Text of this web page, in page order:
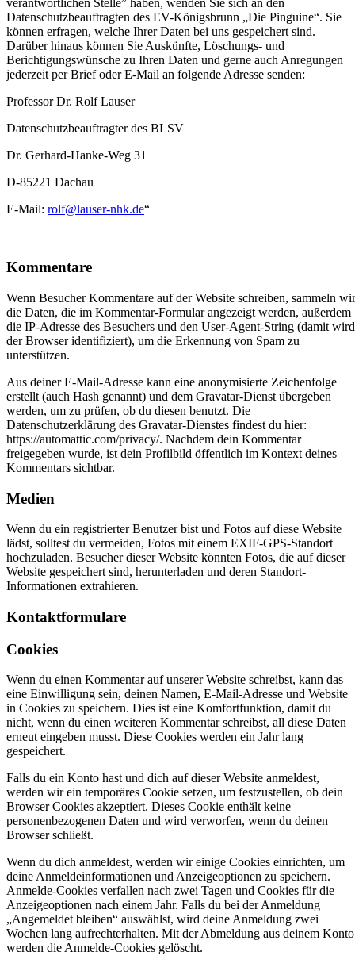
verantwortlichen Stelle” haben, wenden Sie sich an den
Datenschutzbeauftragten des EV-Königsbrunn „Die Pinguine“. Sie
können erfragen, welche Ihrer Daten bei uns gespeichert sind.
Darüber hinaus können Sie Auskünfte, Löschungs- und
Berichtigungswünsche zu Ihren Daten und gerne auch Anregungen
jederzeit per Brief oder E-Mail an folgende Adresse senden:
Professor Dr. Rolf Lauser
Datenschutzbeauftragter des BLSV
Dr. Gerhard-Hanke-Weg 31
D-85221 Dachau
E-Mail: rolf@lauser-nhk.de“
Kommentare
Wenn Besucher Kommentare auf der Website schreiben, sammeln wir
die Daten, die im Kommentar-Formular angezeigt werden, außerdem
die IP-Adresse des Besuchers und den User-Agent-String (damit wird
der Browser identifiziert), um die Erkennung von Spam zu
unterstützen.
Aus deiner E-Mail-Adresse kann eine anonymisierte Zeichenfolge
erstellt (auch Hash genannt) und dem Gravatar-Dienst übergeben
werden, um zu prüfen, ob du diesen benutzt. Die
Datenschutzerklärung des Gravatar-Dienstes findest du hier:
https://automattic.com/privacy/. Nachdem dein Kommentar
freigegeben wurde, ist dein Profilbild öffentlich im Kontext deines
Kommentars sichtbar.
Medien
Wenn du ein registrierter Benutzer bist und Fotos auf diese Website
lädst, solltest du vermeiden, Fotos mit einem EXIF-GPS-Standort
hochzuladen. Besucher dieser Website könnten Fotos, die auf dieser
Website gespeichert sind, herunterladen und deren Standort-
Informationen extrahieren.
Kontaktformulare
Cookies
Wenn du einen Kommentar auf unserer Website schreibst, kann das
eine Einwilligung sein, deinen Namen, E-Mail-Adresse und Website
in Cookies zu speichern. Dies ist eine Komfortfunktion, damit du
nicht, wenn du einen weiteren Kommentar schreibst, all diese Daten
erneut eingeben musst. Diese Cookies werden ein Jahr lang
gespeichert.
Falls du ein Konto hast und dich auf dieser Website anmeldest,
werden wir ein temporäres Cookie setzen, um festzustellen, ob dein
Browser Cookies akzeptiert. Dieses Cookie enthält keine
personenbezogenen Daten und wird verworfen, wenn du deinen
Browser schließt.
Wenn du dich anmeldest, werden wir einige Cookies einrichten, um
deine Anmeldeinformationen und Anzeigeoptionen zu speichern.
Anmelde-Cookies verfallen nach zwei Tagen und Cookies für die
Anzeigeoptionen nach einem Jahr. Falls du bei der Anmeldung
„Angemeldet bleiben“ auswählst, wird deine Anmeldung zwei
Wochen lang aufrechterhalten. Mit der Abmeldung aus deinem Konto
werden die Anmelde-Cookies gelöscht.